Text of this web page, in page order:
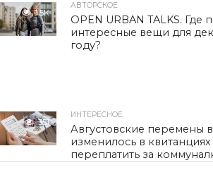
1.5K
АВТОРСКОЕ
OPEN URBAN TALKS. Где
интересные вещи для
году?
351
ИНТЕРЕСНОЕ
Августовские перемены
изменилось в
переплатить за